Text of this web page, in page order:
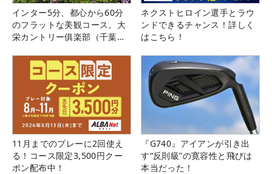
インター5分、都心から60分
のフラットな美観コース。大
栄カントリー俱楽部（千葉
ネクストヒロイン選手とラウ
ンドできるチャンス！詳しく
はこちら！
11月までのプレーに2回使え
る！コース限定3,500円クー
ポン配布中！
『G740』アイアンが引き出
す“反則級”の寛容性と飛びは
本当だった！